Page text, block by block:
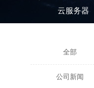
云服务器
全部
公司新闻